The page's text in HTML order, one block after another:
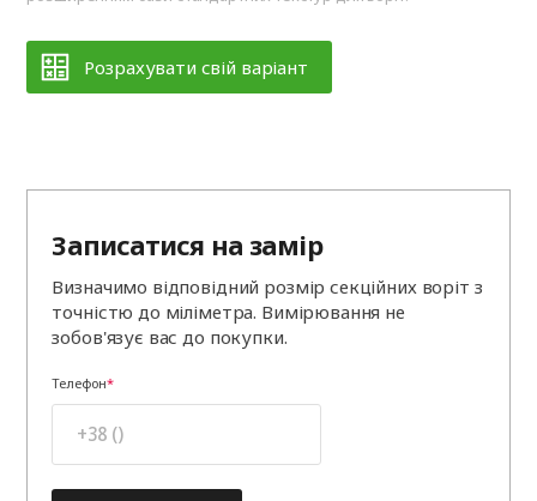
Розрахувати свій варіант
Записатися на замір
Визначимо відповідний розмір секційних воріт з
точністю до міліметра. Вимірювання не
зобов'язує вас до покупки.
Телефон